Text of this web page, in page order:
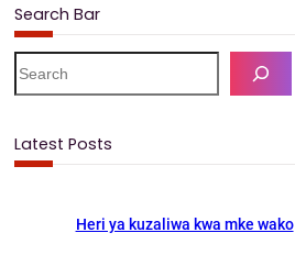
a
c
e
b
o
a
s
t
o
d
o
n
m
a
i
l
h
a
r
Search Bar
e
c
Latest Posts
Heri ya kuzaliwa kwa mke wako